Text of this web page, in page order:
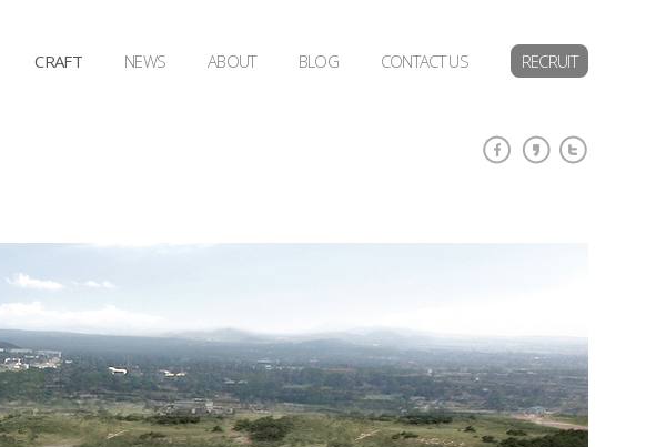
CRAFT NEWS ABOUT BLOG CONTACT US RECRUIT